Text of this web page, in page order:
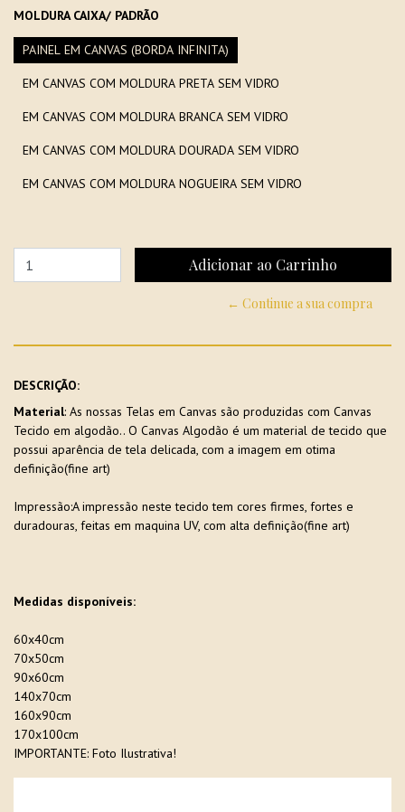
MOLDURA CAIXA/ PADRÃO
PAINEL EM CANVAS (BORDA INFINITA)
EM CANVAS COM MOLDURA PRETA SEM VIDRO
EM CANVAS COM MOLDURA BRANCA SEM VIDRO
EM CANVAS COM MOLDURA DOURADA SEM VIDRO
EM CANVAS COM MOLDURA NOGUEIRA SEM VIDRO
← Continue a sua compra
DESCRIÇÃO:
Material: As nossas Telas em Canvas são produzidas com Canvas
Tecido em algodão.. O Canvas Algodão é um material de tecido que
possui aparência de tela delicada, com a imagem em otima
definição(fine art)
Impressão:A impressão neste tecido tem cores firmes, fortes e
duradouras, feitas em maquina UV, com alta definição(fine art)
Medidas disponíveis:
60x40cm
70x50cm
90x60cm
140x70cm
160x90cm
170x100cm
IMPORTANTE: Foto Ilustrativa!